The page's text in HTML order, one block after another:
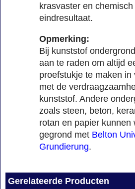
krasvaster en
eindresultaat.
Opmerking:
Bij kunststof
aan te raden om altijd
proefstukje te maken in
met de
kunststof. Andere
zoals steen, beton,
rotan en papier kunnen
gegrond met Belton
Grundierung.
Gerelateerde Producten